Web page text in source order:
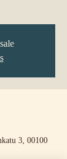
3, 00100